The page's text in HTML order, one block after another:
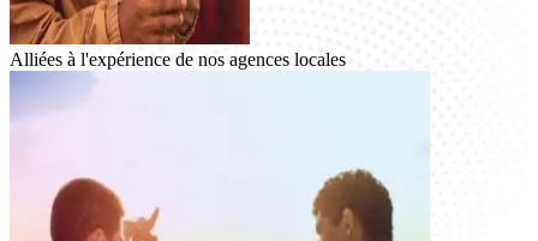
Alliées à l'expérience de nos agences locales